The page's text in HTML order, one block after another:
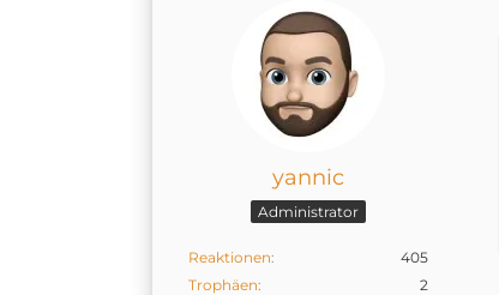
yannic
Administrator
Reaktionen
405
Trophäen
2